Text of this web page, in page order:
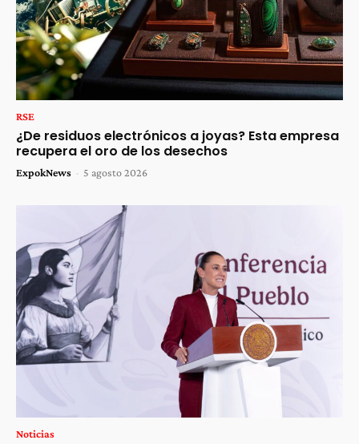
RSE
¿De residuos electrónicos a joyas? Esta empresa
recupera el oro de los desechos
ExpokNews - 5 agosto 2026
Noticias